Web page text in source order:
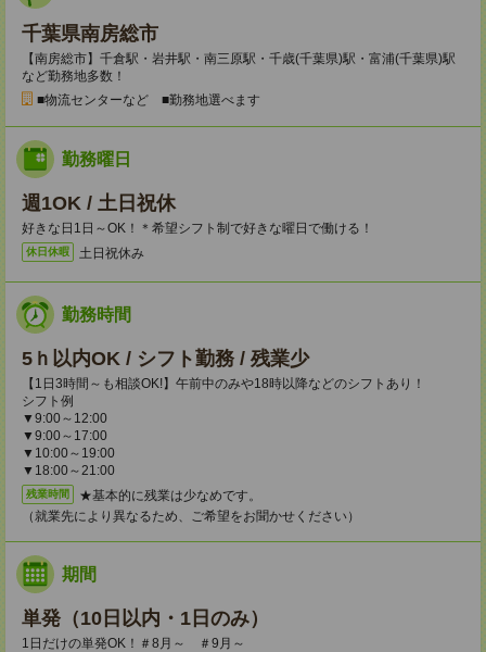
千葉県南房総市
【南房総市】千倉駅・岩井駅・南三原駅・千歳(千葉県)駅・富浦(千葉県)駅
など勤務地多数！
■物流センターなど ■勤務地選べます
勤務曜日
週1OK / 土日祝休
好きな日1日～OK！＊希望シフト制で好きな曜日で働ける！
休日休暇 土日祝休み
勤務時間
5ｈ以内OK / シフト勤務 / 残業少
【1日3時間～も相談OK!】午前中のみや18時以降などのシフトあり！
シフト例
▼9:00～12:00
▼9:00～17:00
▼10:00～19:00
▼18:00～21:00
残業時間
★基本的に残業は少なめです。
（就業先により異なるため、ご希望をお聞かせください）
期間
単発（10日以内・1日のみ）
1日だけの単発OK！＃8月～ ＃9月～